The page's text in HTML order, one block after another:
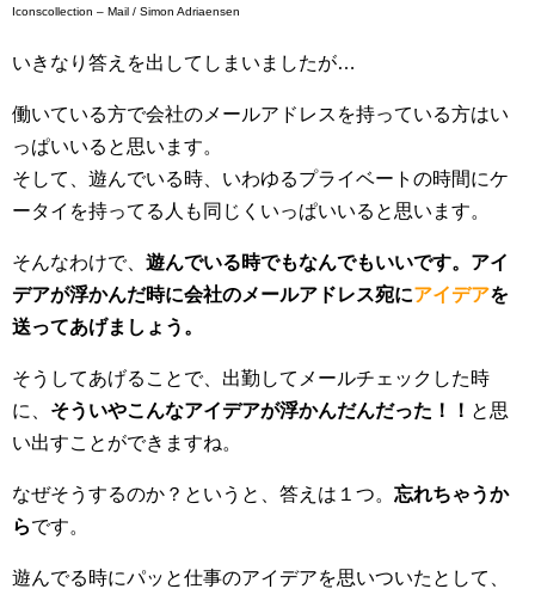
Iconscollection – Mail / Simon Adriaensen
いきなり答えを出してしまいましたが…
働いている方で会社のメールアドレスを持っている方はい
っぱいいると思います。
そして、遊んでいる時、いわゆるプライベートの時間にケ
ータイを持ってる人も同じくいっぱいいると思います。
そんなわけで、 遊んでいる時でもなんでもいいです。アイ
デアが浮かんだ時に会社のメールアドレス宛にアイデアを
送ってあげましょう。
そうしてあげることで、出勤してメールチェックした時
に、 そういやこんなアイデアが浮かんだんだった！！ と思
い出すことができますね。
なぜそうするのか？というと、答えは１つ。 忘れちゃうか
らです。
遊んでる時にパッと仕事のアイデアを思いついたとして、